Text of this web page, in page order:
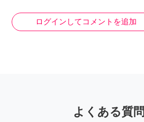
ログインしてコメントを追加
よくある質問